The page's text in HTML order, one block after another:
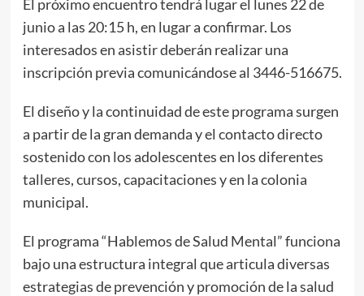
El próximo encuentro tendrá lugar el lunes 22 de
junio a las 20:15 h, en lugar a confirmar. Los
interesados en asistir deberán realizar una
inscripción previa comunicándose al 3446-516675.
El diseño y la continuidad de este programa surgen
a partir de la gran demanda y el contacto directo
sostenido con los adolescentes en los diferentes
talleres, cursos, capacitaciones y en la colonia
municipal.
El programa “Hablemos de Salud Mental” funciona
bajo una estructura integral que articula diversas
estrategias de prevención y promoción de la salud